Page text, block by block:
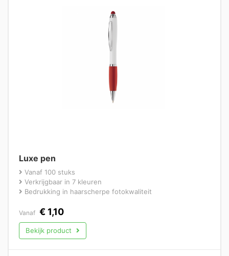
Luxe pen
Vanaf 100 stuks
Verkrijgbaar in 7 kleuren
Bedrukking in haarscherpe fotokwaliteit
Vanaf € 1,10
Bekijk product